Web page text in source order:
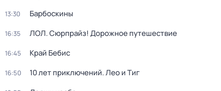
13:30 Барбоскины
16:35 ЛОЛ. Сюрпрайз! Дорожное путешествие
16:45 Край Бебис
16:50 10 лет приключений. Лео и Тиг